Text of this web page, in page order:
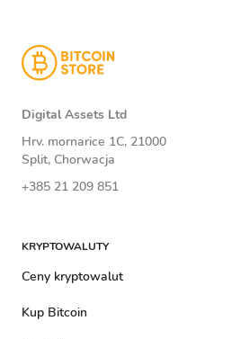
Digital Assets Ltd
Hrv. mornarice 1C, 21000
Split, Chorwacja
+385 21 209 851
KRYPTOWALUTY
Ceny kryptowalut
Kup Bitcoin